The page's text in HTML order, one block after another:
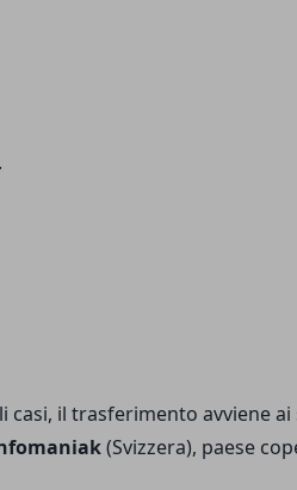
casi, il trasferimento avviene ai
(Svizzera), paese